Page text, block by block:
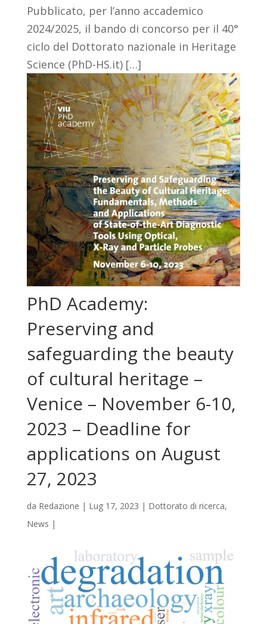
Pubblicato, per l’anno accademico
2024/2025, il bando di concorso per il 40°
ciclo del Dottorato nazionale in Heritage
Science (PhD-HS.it) […]
PhD Academy:
Preserving and
safeguarding the beauty
of cultural heritage –
Venice – November 6-10,
2023 – Deadline for
applications on August
27, 2023
da Redazione | Lug 17, 2023 | Dottorato di ricerca,
News |